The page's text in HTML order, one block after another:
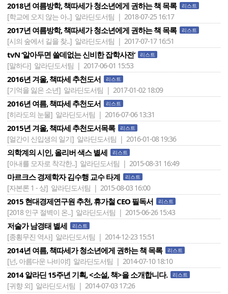
2018년 여름방학, 책따세가 청소년에게 권하는 책 목록 리스트
[학교에 오지 않는 아..] 알라딘도서팀 | 2018-07-25 16:17
2017년 여름방학, 책따세가 청소년에게 권하는 책 목록 리스트
[시의 숲에서 길을 찾..] 알라딘도서팀 | 2017-07-17 16:51
tvN ‘알아두면 쓸데없는 신비한 잡학사전‘ 리스트
[말하다] 알라딘도서팀 | 2017-06-01 15:53
2016년 겨울, 책따세 추천도서 리스트
[기억을 잃은 소년] 알라딘도서팀 | 2017-01-02 18:09
2016년 여름, 책따세 추천도서 리스트
[히라도의 눈물] 알라딘도서팀 | 2016-07-06 13:31
2015년 겨울, 책따세 추천도서목록 리스트
[얼간이 신입생의 일기] 알라딘도서팀 | 2016-01-08 19:36
의학계의 시인, 올리버 색스 별세 리스트
[아내를 모자로 착각한..] 알라딘도서팀 | 2015-08-31 16:49
마르크스 경제학자 김수행 교수 타계 리스트
[자본론 1 - 상] 알라딘도서팀 | 2015-08-03 16:00
2015 현대경제연구원 추천, 휴가철 CEO 필독서 리스트
[2018 인구 절벽이 온..] 알라딘도서팀 | 2015-06-26 15:43
저술가 남경태 별세 리스트
[종횡무진 역사] 알라딘도서팀 | 2014-12-23 15:51
2014년 여름, 책따세가 청소년에게 권하는 책 목록 리스트
[넌, 아름다운 나비야!] 알라딘도서팀 | 2014-07-10 18:10
2014 알라딘 15주년 기획, <소설, 책>을 소개합니다. 리스트
[귀향 외] 알라딘도서팀 | 2014-07-03 17:26